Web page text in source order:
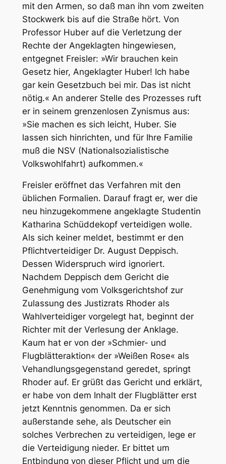
mit den Armen, so daß man ihn vom zweiten
Stockwerk bis auf die Straße hört. Von
Professor Huber auf die Verletzung der
Rechte der Angeklagten hingewiesen,
entgegnet Freisler: »Wir brauchen kein
Gesetz hier, Angeklagter Huber! Ich habe
gar kein Gesetzbuch bei mir. Das ist nicht
nötig.« An anderer Stelle des Prozesses ruft
er in seinem grenzenlosen Zynismus aus:
»Sie machen es sich leicht, Huber. Sie
lassen sich hinrichten, und für Ihre Familie
muß die NSV (Nationalsozialistische
Volkswohlfahrt) aufkommen.«
Freisler eröffnet das Verfahren mit den
üblichen Formalien. Darauf fragt er, wer die
neu hinzugekommene angeklagte Studentin
Katharina Schüddekopf verteidigen wolle.
Als sich keiner meldet, bestimmt er den
Pflichtverteidiger Dr. August Deppisch.
Dessen Widerspruch wird ignoriert.
Nachdem Deppisch dem Gericht die
Genehmigung vom Volksgerichtshof zur
Zulassung des Justizrats Rhoder als
Wahlverteidiger vorgelegt hat, beginnt der
Richter mit der Verlesung der Anklage.
Kaum hat er von der »Schmier- und
Flugblätteraktion« der »Weißen Rose« als
Vehandlungsgegenstand geredet, springt
Rhoder auf. Er grüßt das Gericht und erklärt,
er habe von dem Inhalt der Flugblätter erst
jetzt Kenntnis genommen. Da er sich
außerstande sehe, als Deutscher ein
solches Verbrechen zu verteidigen, lege er
die Verteidigung nieder. Er bittet um
Entbindung von dieser Pflicht und um die